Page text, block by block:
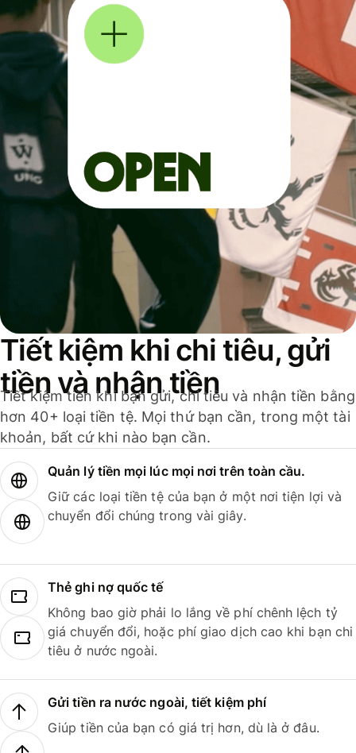
Tiết kiệm khi chi tiêu, gửi
tiền và nhận tiền
Tiết kiệm tiền khi bạn gửi, chi tiêu và nhận tiền bằng
hơn 40+ loại tiền tệ. Mọi thứ bạn cần, trong một tài
khoản, bất cứ khi nào bạn cần.
Quản lý tiền mọi lúc mọi nơi trên toàn cầu.
Giữ các loại tiền tệ của bạn ở một nơi tiện lợi và
chuyển đổi chúng trong vài giây.
Thẻ ghi nợ quốc tế
Không bao giờ phải lo lắng về phí chênh lệch tỷ
giá chuyển đổi, hoặc phí giao dịch cao khi bạn chi
tiêu ở nước ngoài.
Gửi tiền ra nước ngoài, tiết kiệm phí
Giúp tiền của bạn có giá trị hơn, dù là ở đâu.